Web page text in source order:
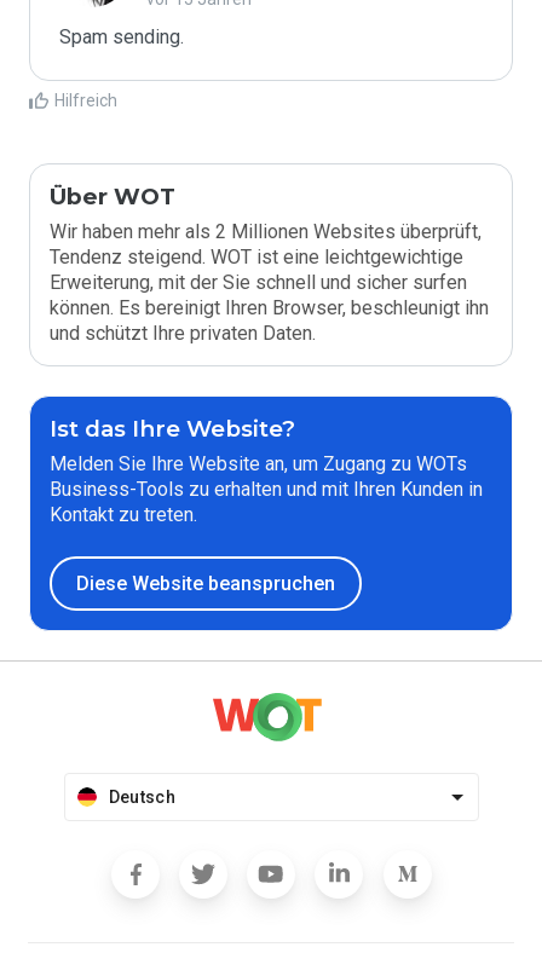
Spam sending.
Hilfreich
Über WOT
Wir haben mehr als 2 Millionen Websites überprüft,
Tendenz steigend. WOT ist eine leichtgewichtige
Erweiterung, mit der Sie schnell und sicher surfen
können. Es bereinigt Ihren Browser, beschleunigt ihn
und schützt Ihre privaten Daten.
Ist das Ihre Website?
Melden Sie Ihre Website an, um Zugang zu WOTs
Business-Tools zu erhalten und mit Ihren Kunden in
Kontakt zu treten.
Diese Website beanspruchen
Deutsch